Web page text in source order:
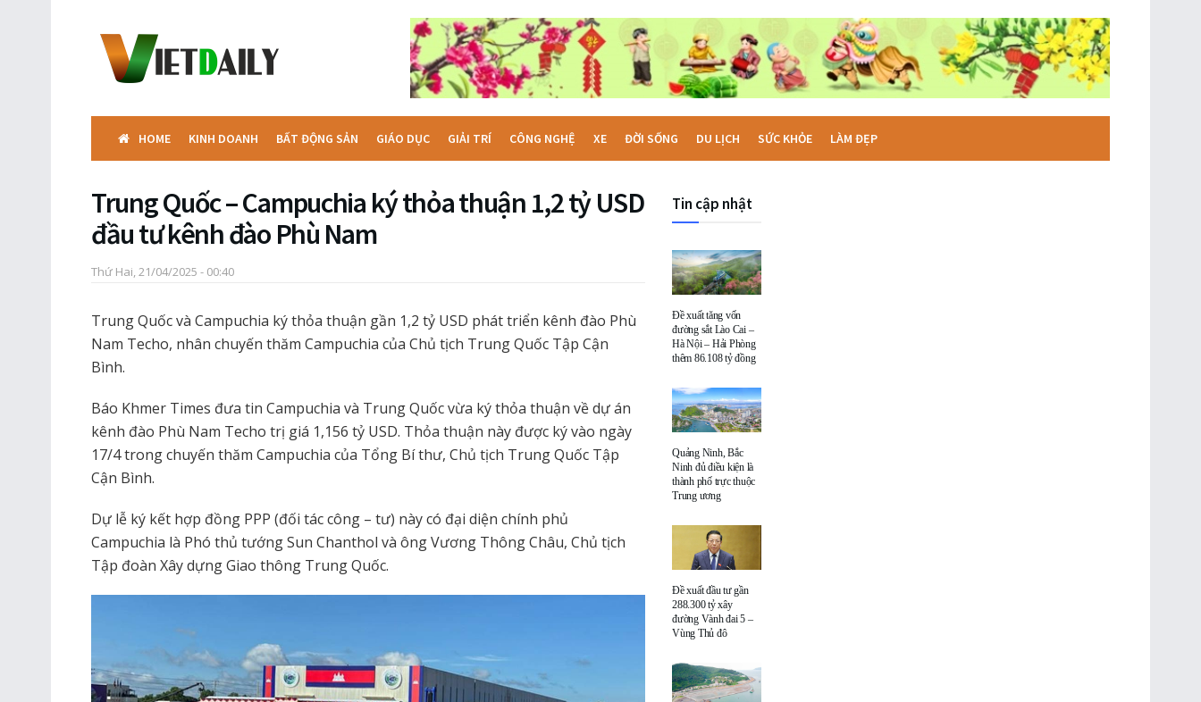
HOME KINH DOANH BẤT ĐỘNG SẢN GIÁO DỤC GIẢI TRÍ CÔNG NGHỆ XE ĐỜI SỐNG DU LỊCH SỨC KHỎE LÀM ĐẸP
Trung Quốc – Campuchia ký thỏa thuận 1,2 tỷ USD
đầu tư kênh đào Phù Nam
Thứ Hai, 21/04/2025 - 00:40
Trung Quốc và Campuchia ký thỏa thuận gần 1,2 tỷ USD phát triển kênh đào Phù
Nam Techo, nhân chuyến thăm Campuchia của Chủ tịch Trung Quốc Tập Cận
Bình.
Báo Khmer Times đưa tin Campuchia và Trung Quốc vừa ký thỏa thuận về dự án
kênh đào Phù Nam Techo trị giá 1,156 tỷ USD. Thỏa thuận này được ký vào ngày
17/4 trong chuyến thăm Campuchia của Tổng Bí thư, Chủ tịch Trung Quốc Tập
Cận Bình.
Dự lễ ký kết hợp đồng PPP (đối tác công – tư) này có đại diện chính phủ
Campuchia là Phó thủ tướng Sun Chanthol và ông Vương Thông Châu, Chủ tịch
Tập đoàn Xây dựng Giao thông Trung Quốc.
Tin cập nhật
Đề xuất tăng vốn
đường sắt Lào Cai –
Hà Nội – Hải Phòng
thêm 86.108 tỷ đồng
Quảng Ninh, Bắc
Ninh đủ điều kiện là
thành phố trực thuộc
Trung ương
Đề xuất đầu tư gần
288.300 tỷ xây
đường Vành đai 5 –
Vùng Thủ đô